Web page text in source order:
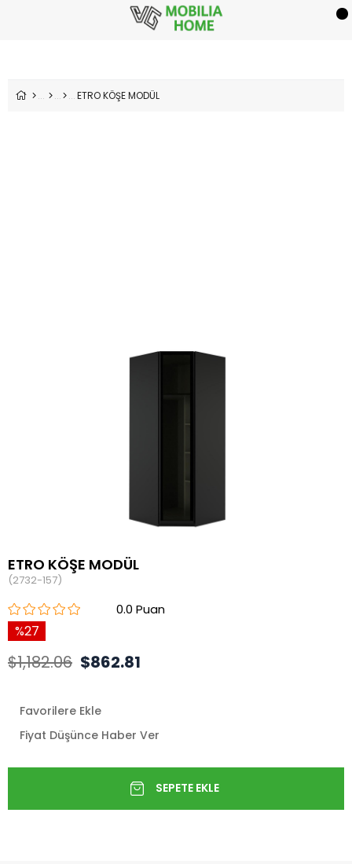
ETRO KÖŞE MODÜL
ETRO KÖŞE MODÜL
(2732-157)
0.0
27
$1,182.06 $862.81
Favorilere Ekle
Fiyat Düşünce Haber Ver